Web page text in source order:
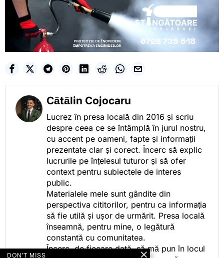
Cătălin Cojocaru
Lucrez în presa locală din 2016 și scriu
despre ceea ce se întâmplă în jurul nostru,
cu accent pe oameni, fapte și informații
prezentate clar și corect. Încerc să explic
lucrurile pe înțelesul tuturor și să ofer
context pentru subiectele de interes
public.
Materialele mele sunt gândite din
perspectiva cititorilor, pentru ca informația
să fie utilă și ușor de urmărit. Presa locală
înseamnă, pentru mine, o legătură
constantă cu comunitatea.
Încerc, de fiecare dată, să mă pun în locul
DON'T MISS